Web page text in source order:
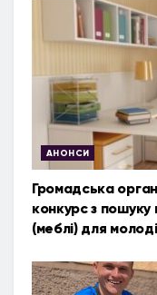
АНОНСИ
Громадська
конкурс з
(меблі) для